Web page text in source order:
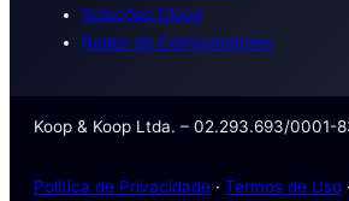
d
n
o
k
g
a
p
Soluções Cloud
Redes de Computadores
Koop & Koop Ltda. – 02.293.693/0001-
Política de Privacidade · Termos de Uso ·